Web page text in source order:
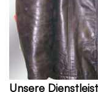
Unsere